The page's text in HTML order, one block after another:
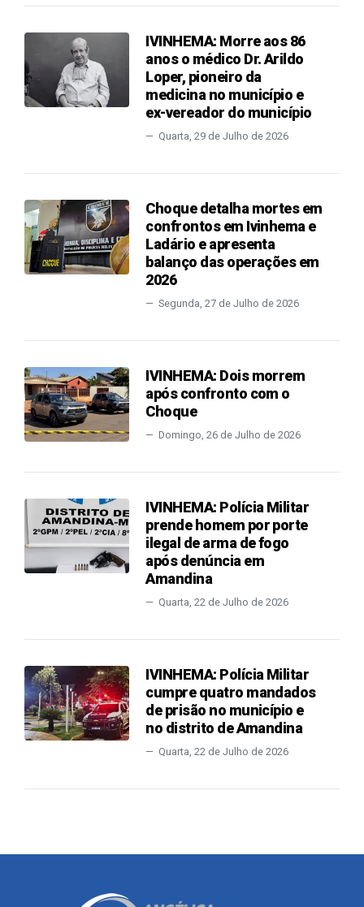
IVINHEMA: Morre aos 86
anos o médico Dr. Arildo
Loper, pioneiro da
medicina no município e
ex-vereador do município
Quarta, 29 de Julho de 2026
Choque detalha mortes em
confrontos em Ivinhema e
Ladário e apresenta
balanço das operações em
2026
Segunda, 27 de Julho de 2026
IVINHEMA: Dois morrem
após confronto com o
Choque
Domingo, 26 de Julho de 2026
IVINHEMA: Polícia Militar
prende homem por porte
ilegal de arma de fogo
após denúncia em
Amandina
Quarta, 22 de Julho de 2026
IVINHEMA: Polícia Militar
cumpre quatro mandados
de prisão no município e
no distrito de Amandina
Quarta, 22 de Julho de 2026